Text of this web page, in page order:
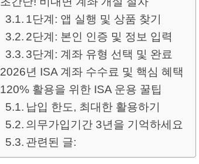
1단계: 앱 실행 및 상품 찾기
2단계: 본인 인증 및 정보 입력
3단계: 계좌 유형 선택 및 완료
2026년 ISA 계좌 수수료 및 핵심 혜택
120% 활용을 위한 ISA 운용 꿀팁
납입 한도, 최대한 활용하기
의무가입기간 3년을 기억하세요
관련된 글: